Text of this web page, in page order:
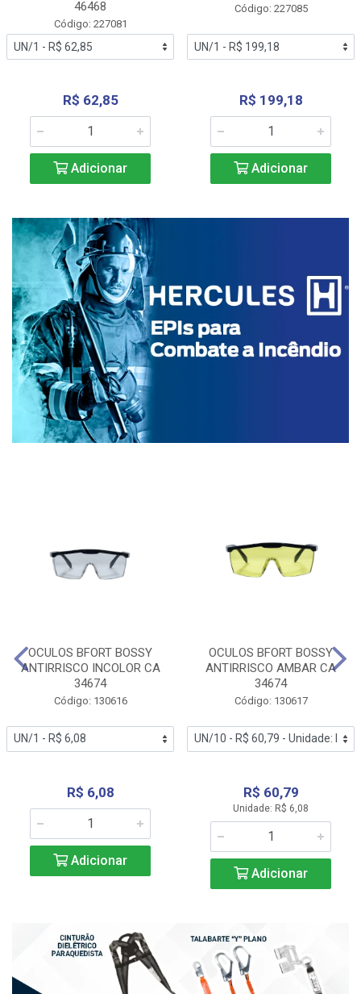
46468
Código: 227081
R$ 62,85
Adicionar
Código: 227085
R$ 199,18
Adicionar
OCULOS BFORT BOSSY
ANTIRRISCO INCOLOR CA
34674
Código: 130616
R$ 6,08
Adicionar
OCULOS BFORT BOSSY
ANTIRRISCO AMBAR CA
34674
Código: 130617
R$ 60,79
Unidade: R$ 6,08
Adicionar